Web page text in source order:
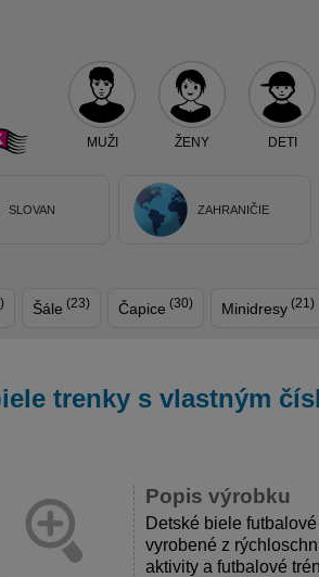
MUŽI ŽENY DETI
Teraz
SLOVAN ZAHRANIČIE
Šále (23) Čapice (30) Minidresy (21)
trenky s vlastným
Popis výrobku
Detské biele
vyrobené z
aktivity a futbalové